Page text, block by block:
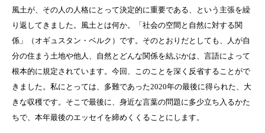
風土が、その人の人格にとって決定的に重要である、という主張を繰
り返してきました。風土とは何か。「社会の空間と自然に対する関
係」（オギュスタン・ベルク）です。そのとおりだとしても、人が自
分の住まう土地や他人、自然とどんな関係を結ぶかは、言語によって
根本的に規定されています。今回、このことを深く反省することがで
きました。私にとっては、多難であった2020年の最後に得られた、大
きな収穫です。そこで最後に、身近な言葉の問題に多少立ち入るかた
ちで、本年最後のエッセイを締めくくることにします。